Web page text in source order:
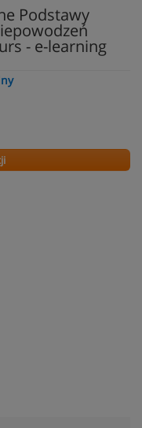
Podstawy
- e-learning